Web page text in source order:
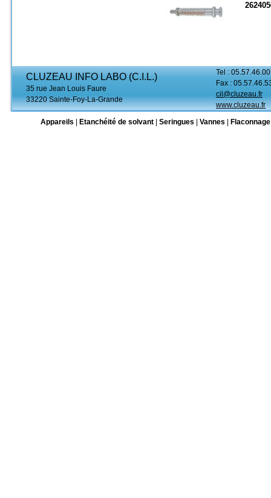
CLUZEAU INFO LABO (C.I.L.)
35 rue Jean Louis Faure
33220 Sainte-Foy-La-Grande
Tel :
Fax :
cil@cluzeau.fr
www.cluzeau.fr
Appareils
Etanchéité de solvant Seringues Vannes Flaconnage